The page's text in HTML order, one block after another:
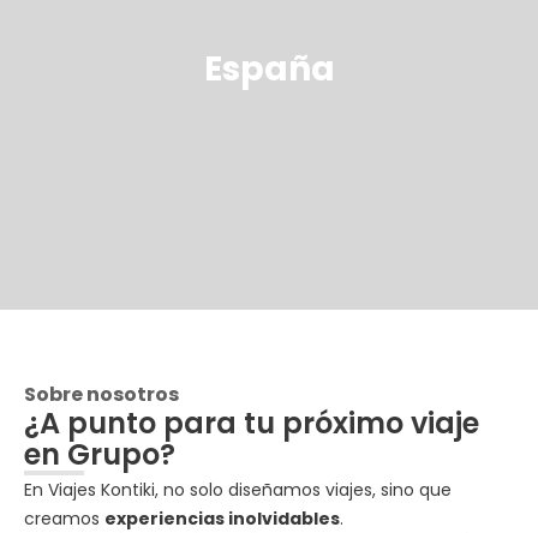
España
Sobre nosotros
¿A punto para tu próximo viaje
en Grupo?
En Viajes Kontiki, no solo diseñamos viajes, sino que
creamos experiencias inolvidables.